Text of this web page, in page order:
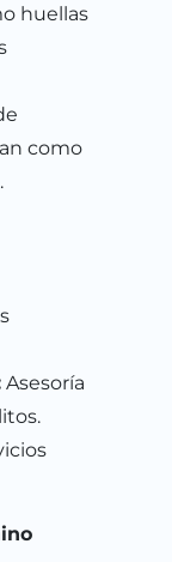
huellas
como
Asesoría